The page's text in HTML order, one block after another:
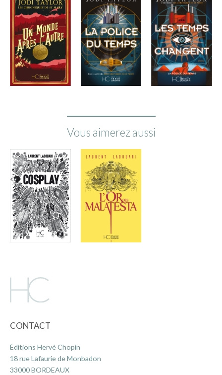
Vous aimerez aussi
CONTACT
Éditions Hervé Chopin
18 rue Lafaurie de Monbadon
33000 BORDEAUX